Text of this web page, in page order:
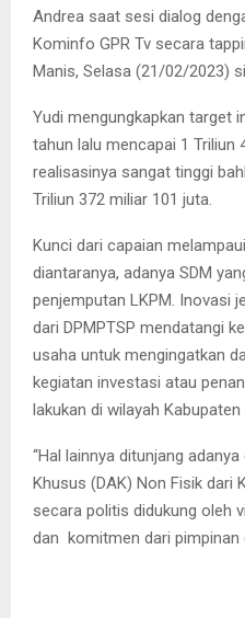
Andrea saat sesi dialog
Kominfo GPR Tv secara
Manis, Selasa (21/02/2023)
Yudi mengungkapkan target
tahun lalu mencapai 1 Triliun
realisasinya sangat tinggi
Triliun 372 miliar 101 juta.
Kunci dari capaian
diantaranya, adanya SDM
penjemputan LKPM. Inovasi
dari DPMPTSP mendatangi
usaha untuk mengingatkan
kegiatan investasi atau
lakukan di wilayah Kabupaten
“Hal lainnya ditunjang
Khusus (DAK) Non Fisik dari
secara politis didukung oleh
dan komitmen dari pimpinan